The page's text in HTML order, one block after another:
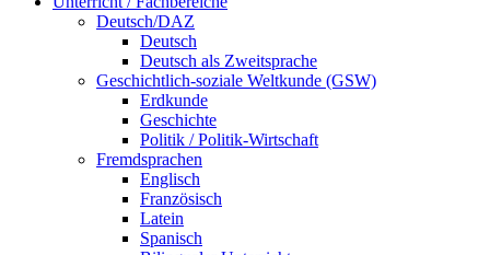
Deutsch/DAZ
Deutsch
Deutsch als Zweitsprache
Geschichtlich-soziale Weltkunde (GSW)
Erdkunde
Geschichte
Politik / Politik-Wirtschaft
Fremdsprachen
Englisch
Französisch
Latein
Spanisch